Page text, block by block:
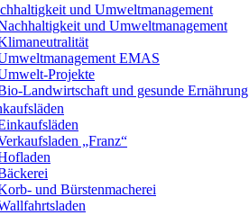
und Umweltmanagement
und Umweltmanagement
EMAS
Projekte
Landwirtschaft und gesunde Ernährung
„Franz“
und Bürstenmacherei